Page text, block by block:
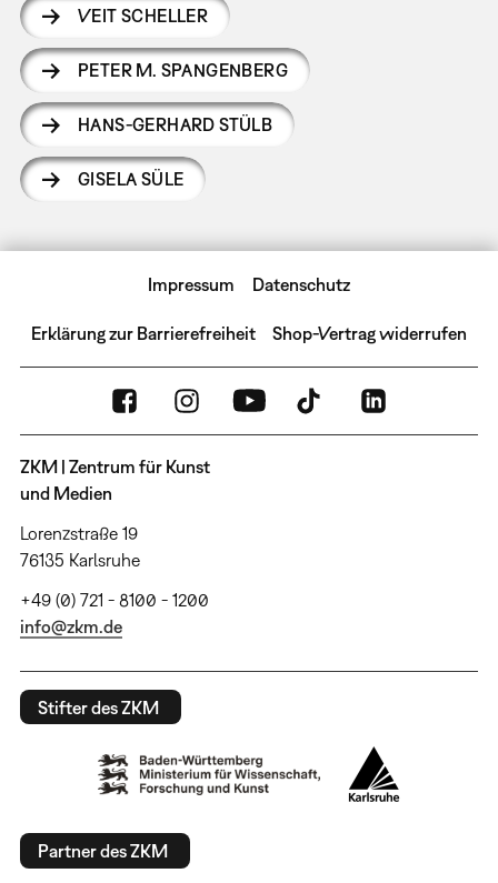
VEIT SCHELLER
PETER M. SPANGENBERG
HANS-GERHARD STÜLB
GISELA SÜLE
Impressum Datenschutz
Erklärung zur Barrierefreiheit Shop-Vertrag widerrufen
ZKM | Zentrum für Kunst
und Medien
Lorenzstraße 19
76135 Karlsruhe
+49 (0) 721 - 8100 - 1200
info@zkm.de
Stifter des ZKM
Partner des ZKM